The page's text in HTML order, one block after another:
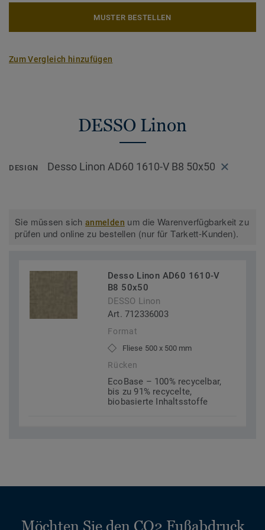
MUSTER BESTELLEN
Zum Vergleich hinzufügen
DESSO Linon
DESIGN Desso Linon AD60 1610-V B8 50x50
Sie müssen sichanmelden um die Warenverfügbarkeit zu
prüfen und online zu bestellen (nur für Tarkett-Kunden).
Desso Linon AD60 1610-V
B8 50x50
DESSO Linon
Art. 712336003
Format
Fliese 500 x 500 mm
Rücken
EcoBase – 100% recycelbar,
bis zu 91% recycelte,
biobasierte Inhaltsstoffe
Möchten Sie den CO2 Fußabdruck